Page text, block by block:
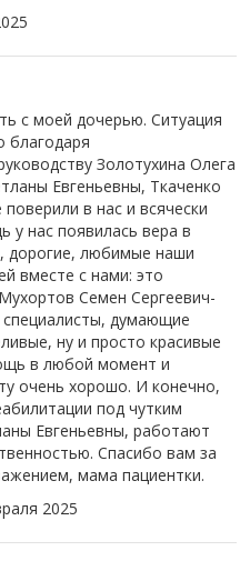
с моей дочерью. Ситуация
благодаря
Золотухина Олега
Евгеньевны, Ткаченко
в нас и всячески
у нас появилась вера в
дорогие, любимые наши
вместе с нами: это
Семен Сергеевич-
думающие
ну и просто красивые
в любой момент и
очень хорошо. И конечно,
под чутким
Евгеньевны, работают
Спасибо вам за
мама пациентки.
2025